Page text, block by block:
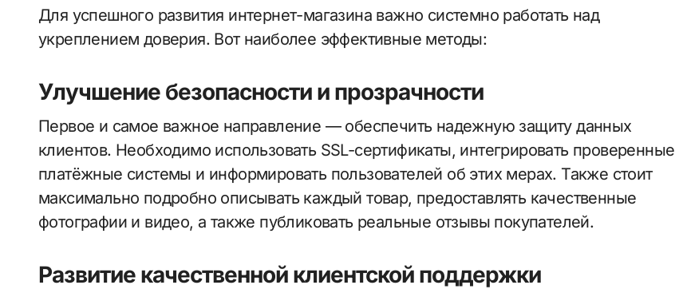
Для успешного развития интернет-магазина важно системно работать над
укреплением доверия. Вот наиболее эффективные методы:
Улучшение безопасности и прозрачности
Первое и самое важное направление — обеспечить надежную защиту данных
клиентов. Необходимо использовать SSL-сертификаты, интегрировать проверенные
платёжные системы и информировать пользователей об этих мерах. Также стоит
максимально подробно описывать каждый товар, предоставлять качественные
фотографии и видео, а также публиковать реальные отзывы покупателей.
Развитие качественной клиентской поддержки